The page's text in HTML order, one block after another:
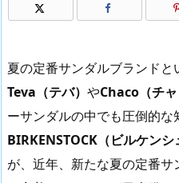
夏の定番サンダルブランド
Teva（テバ） やChaco（チャ
ーサンダルの中でも圧倒的
BIRKENSTOCK（ビルケンシ
が、近年、新たな夏の定番